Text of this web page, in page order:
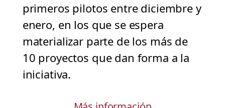
primeros pilotos entre diciembre y
enero, en los que se espera
materializar parte de los más de
10 proyectos que dan forma a la
iniciativa.